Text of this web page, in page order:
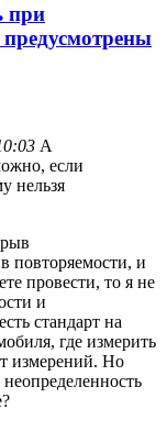
при
А
если
нельзя
повторяемости, и
провести, то я не
и
стандарт на
где измерить
измерений. Но